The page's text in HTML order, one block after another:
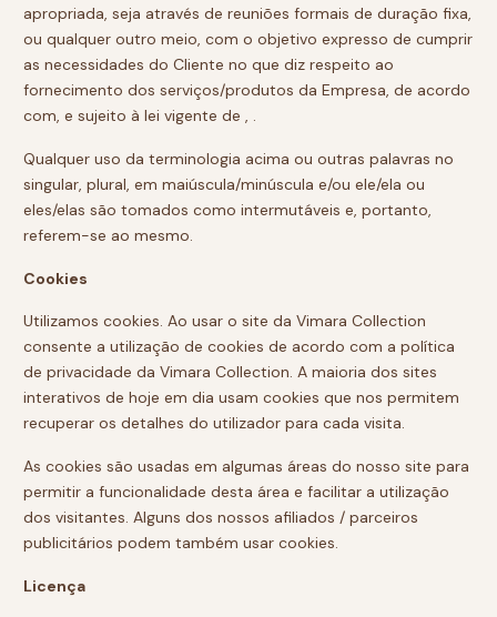
apropriada, seja através de reuniões formais de duração fixa,
ou qualquer outro meio, com o objetivo expresso de cumprir
as necessidades do Cliente no que diz respeito ao
fornecimento dos serviços/produtos da Empresa, de acordo
com, e sujeito à lei vigente de , .
Qualquer uso da terminologia acima ou outras palavras no
singular, plural, em maiúscula/minúscula e/ou ele/ela ou
eles/elas são tomados como intermutáveis e, portanto,
referem-se ao mesmo.
Cookies
Utilizamos cookies. Ao usar o site da Vimara Collection
consente a utilização de cookies de acordo com a política
de privacidade da Vimara Collection. A maioria dos sites
interativos de hoje em dia usam cookies que nos permitem
recuperar os detalhes do utilizador para cada visita.
As cookies são usadas em algumas áreas do nosso site para
permitir a funcionalidade desta área e facilitar a utilização
dos visitantes. Alguns dos nossos afiliados / parceiros
publicitários podem também usar cookies.
Licença